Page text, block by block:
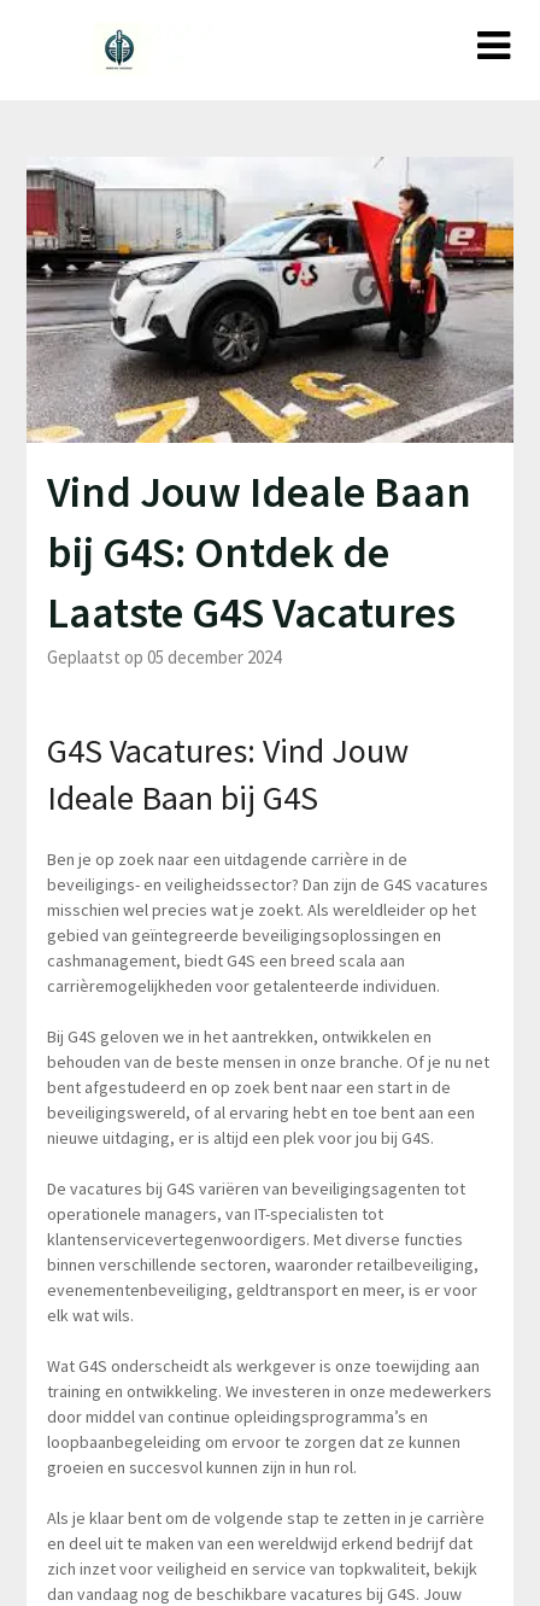
Vind Jouw Ideale Baan
bij G4S: Ontdek de
Laatste G4S Vacatures
Geplaatst op 05 december 2024
G4S Vacatures: Vind Jouw
Ideale Baan bij G4S
Ben je op zoek naar een uitdagende carrière in de
beveiligings- en veiligheidssector? Dan zijn de G4S vacatures
misschien wel precies wat je zoekt. Als wereldleider op het
gebied van geïntegreerde beveiligingsoplossingen en
cashmanagement, biedt G4S een breed scala aan
carrièremogelijkheden voor getalenteerde individuen.
Bij G4S geloven we in het aantrekken, ontwikkelen en
behouden van de beste mensen in onze branche. Of je nu net
bent afgestudeerd en op zoek bent naar een start in de
beveiligingswereld, of al ervaring hebt en toe bent aan een
nieuwe uitdaging, er is altijd een plek voor jou bij G4S.
De vacatures bij G4S variëren van beveiligingsagenten tot
operationele managers, van IT-specialisten tot
klantenservicevertegenwoordigers. Met diverse functies
binnen verschillende sectoren, waaronder retailbeveiliging,
evenementenbeveiliging, geldtransport en meer, is er voor
elk wat wils.
Wat G4S onderscheidt als werkgever is onze toewijding aan
training en ontwikkeling. We investeren in onze medewerkers
door middel van continue opleidingsprogramma’s en
loopbaanbegeleiding om ervoor te zorgen dat ze kunnen
groeien en succesvol kunnen zijn in hun rol.
Als je klaar bent om de volgende stap te zetten in je carrière
en deel uit te maken van een wereldwijd erkend bedrijf dat
zich inzet voor veiligheid en service van topkwaliteit, bekijk
dan vandaag nog de beschikbare vacatures bij G4S. Jouw